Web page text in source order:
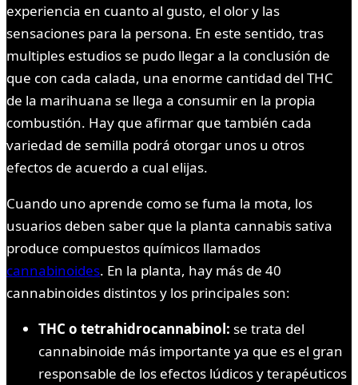
experiencia en cuanto al gusto, el olor y las
sensaciones para la persona. En este sentido, tras
multiples estudios se pudo llegar a la conclusión de
que con cada calada, una enorme cantidad del THC
de la marihuana se llega a consumir en la propia
combustión. Hay que afirmar que también cada
variedad de semilla podrá otorgar unos u otros
efectos de acuerdo a cual elijas.
Cuando uno aprende como se fuma la mota, los
usuarios deben saber que la planta cannabis sativa
produce compuestos químicos llamados
cannabinoides. En la planta, hay más de 40
cannabinoides distintos y los principales son:
THC o tetrahidrocannabinol: se trata del
cannabinoide más importante ya que es el gran
responsable de los efectos lúdicos y terapéuticos